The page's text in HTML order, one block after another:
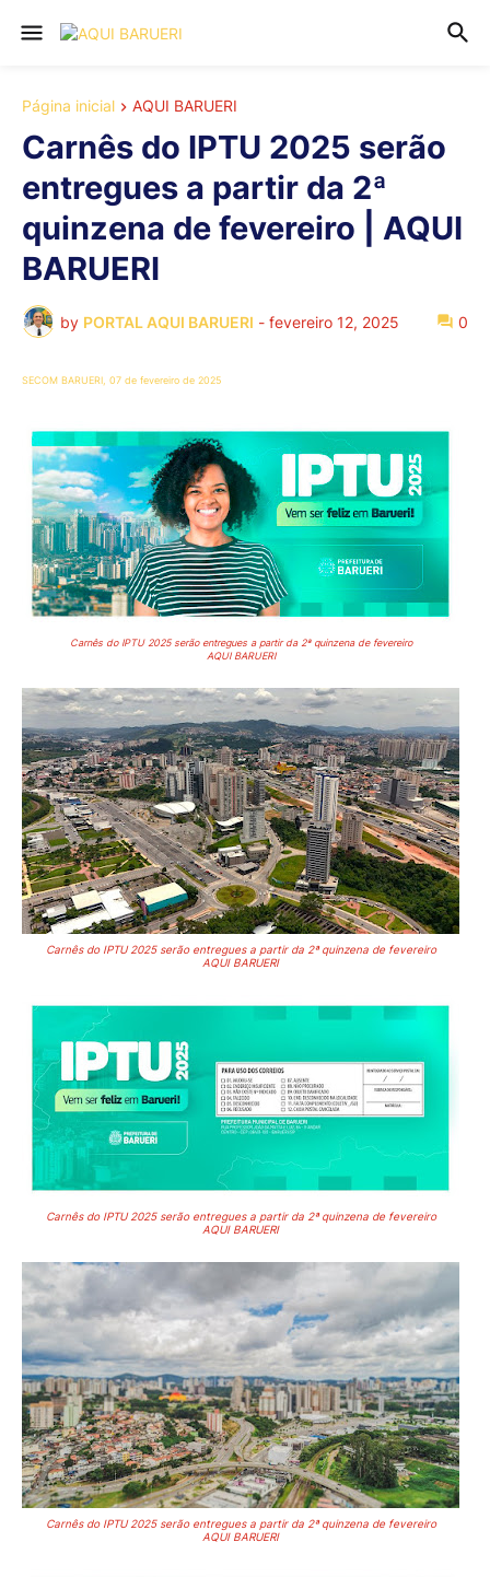
Página inicial AQUI BARUERI
Carnês do IPTU 2025 serão
entregues a partir da 2ª
quinzena de fevereiro | AQUI
BARUERI
by PORTAL AQUI BARUERI - fevereiro 12, 2025 0
SECOM BARUERI, 07 de fevereiro de 2025
Carnês do IPTU 2025 serão entregues a partir da 2ª quinzena de fevereiro
AQUI BARUERI
Carnês do IPTU 2025 serão entregues a partir da 2ª quinzena de fevereiro
AQUI BARUERI
Carnês do IPTU 2025 serão entregues a partir da 2ª quinzena de fevereiro
AQUI BARUERI
Carnês do IPTU 2025 serão entregues a partir da 2ª quinzena de fevereiro
AQUI BARUERI